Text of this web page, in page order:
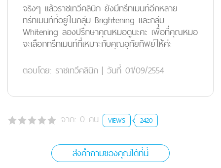
จริงๆ แล้วราชเทวีคลินิก ยังมีทรีทเมนท์อีกหลาย
ทรีทเมนท์ที่อยู่ในกลุ่ม Brightening และกลุ่ม
Whitening ลองปรึกษาคุณหมอดูนะคะ เพื่อที่คุณหมอ
จะเลือกทรีทเมนท์ที่เหมาะกับคุณอุทัยทิพย์ให้ค่ะ
ตอบโดย: ราชเทวีคลินิก | วันที่ 01/09/2554
จาก: 0 คน VIEWS 2420
ส่งคำถามของคุณได้ที่นี่